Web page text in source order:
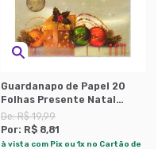
Guardanapo de Papel 20
Folhas Presente Natal
Colorido
De:R$ 19,99
Por: R$ 8,81
à vista com Pix ou 1x no Cartão de